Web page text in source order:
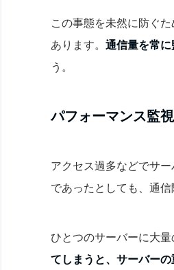
この事態を未然に防ぐ
あります。 通信量を常
う。
パフォーマンス監視
アクセス過多などでサ
であったとしても、通信
ひとつのサーバーに大量
てしまうと、サーバー